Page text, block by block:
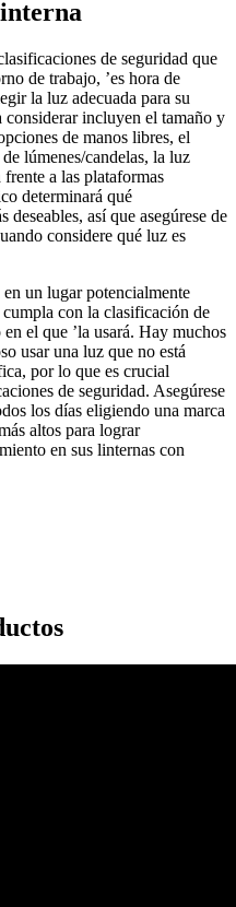
de seguridad que
de trabajo, ’es hora de
la luz adecuada para su
considerar incluyen el tamaño y
de manos libres, el
lúmenes/candelas, la luz
a las plataformas
determinará qué
deseables, así que asegúrese de
considere qué luz es
un lugar potencialmente
con la clasificación de
el que ’la usará. Hay muchos
usar una luz que no está
por lo que es crucial
de seguridad. Asegúrese
los días eligiendo una marca
altos para lograr
en sus linternas con